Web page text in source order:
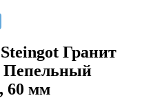
Гранит
Пепельный
60 мм